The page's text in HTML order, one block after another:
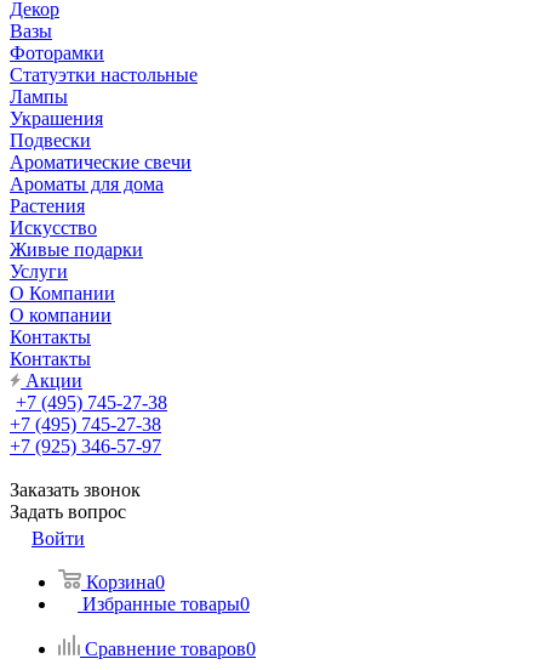
Декор
Вазы
Фоторамки
Статуэтки настольные
Лампы
Украшения
Подвески
Ароматические свечи
Ароматы для дома
Растения
Искусство
Живые подарки
Услуги
О Компании
О компании
Контакты
Контакты
Акции
+7 (495) 745-27-38
+7 (495) 745-27-38
+7 (925) 346-57-97
Заказать звонок
Задать вопрос
Войти
Корзина0
Избранные товары0
Сравнение товаров0